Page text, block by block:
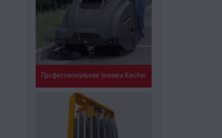
Профессиональная техника Karcher